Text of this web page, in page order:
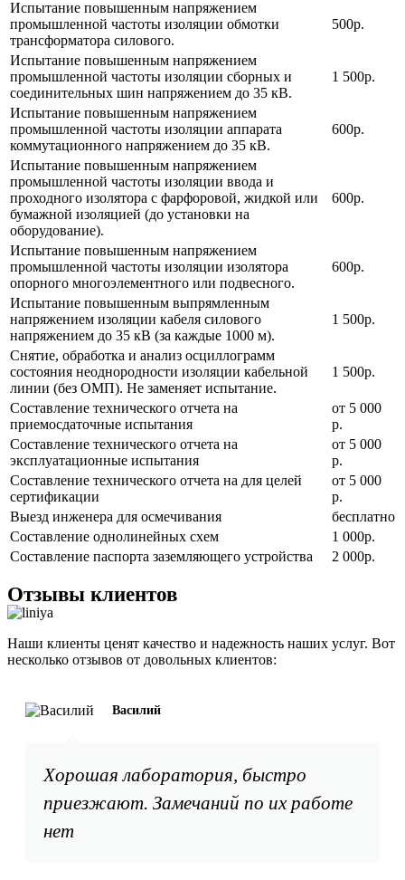
Испытание повышенным напряжением
промышленной частоты изоляции обмотки
трансформатора силового.
500р.
Испытание повышенным напряжением
промышленной частоты изоляции сборных и
соединительных шин напряжением до 35 кВ.
1 500р.
Испытание повышенным напряжением
промышленной частоты изоляции аппарата
коммутационного напряжением до 35 кВ.
600р.
Испытание повышенным напряжением
промышленной частоты изоляции ввода и
проходного изолятора с фарфоровой, жидкой или
бумажной изоляцией (до установки на
оборудование).
600р.
Испытание повышенным напряжением
промышленной частоты изоляции изолятора
опорного многоэлементного или подвесного.
600р.
Испытание повышенным выпрямленным
напряжением изоляции кабеля силового
напряжением до 35 кВ (за каждые 1000 м).
1 500р.
Снятие, обработка и анализ осциллограмм
состояния неоднородности изоляции кабельной
линии (без ОМП). Не заменяет испытание.
1 500р.
Составление технического отчета на
приемосдаточные испытания
от 5 000
р.
Составление технического отчета на
эксплуатационные испытания
от 5 000
р.
Составление технического отчета на для целей
сертификации
от 5 000
р.
Выезд инженера для осмечивания
бесплатно
Составление однолинейных схем
1 000р.
Составление паспорта заземляющего устройства
2 000р.
Отзывы клиентов
Наши клиенты ценят качество и надежность наших услуг. Вот
несколько отзывов от довольных клиентов:
Хорошая лаборатория, быстро
приезжают. Замечаний по их работе
нет
Василий